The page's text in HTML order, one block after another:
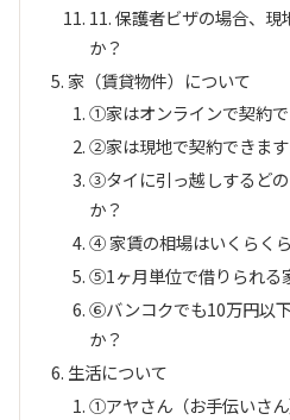
11. 保護者ビザの場合、
か？
家（賃貸物件）について
①家はオンラインで契約
②家は現地で契約できます
③タイに引っ越しするど
か？
④ 家賃の相場はいくらく
⑤1ヶ月単位で借りられる
⑥バンコクでも10万円以
か？
生活について
①アヤさん（お手伝いさ